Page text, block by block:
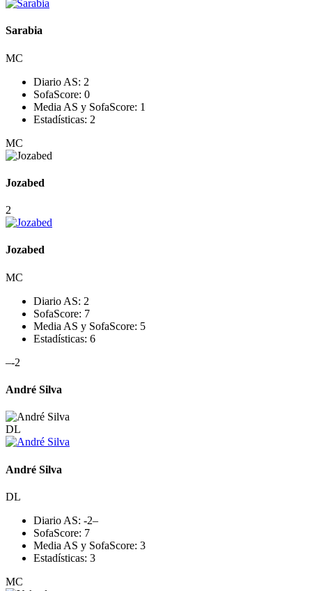
Sarabia
MC
Diario AS: 2
SofaScore: 0
Media AS y SofaScore: 1
Estadísticas: 2
MC
Jozabed
2
Jozabed
MC
Diario AS: 2
SofaScore: 7
Media AS y SofaScore: 5
Estadísticas: 6
–-2
André Silva
DL
André Silva
DL
Diario AS: -2–
SofaScore: 7
Media AS y SofaScore: 3
Estadísticas: 3
MC